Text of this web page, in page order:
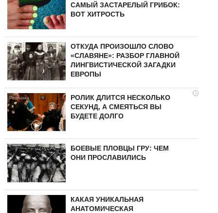
САМЫЙ ЗАСТАРЕЛЫЙ ГРИБОК:
ВОТ ХИТРОСТЬ
ОТКУДА ПРОИЗОШЛО СЛОВО
«СЛАВЯНЕ»: РАЗБОР ГЛАВНОЙ
ЛИНГВИСТИЧЕСКОЙ ЗАГАДКИ
ЕВРОПЫ
i
РОЛИК ДЛИТСЯ НЕСКОЛЬКО
СЕКУНД, А СМЕЯТЬСЯ ВЫ
БУДЕТЕ ДОЛГО
БОЕВЫЕ ПЛОВЦЫ ГРУ: ЧЕМ
ОНИ ПРОСЛАВИЛИСЬ
КАКАЯ УНИКАЛЬНАЯ
АНАТОМИЧЕСКАЯ